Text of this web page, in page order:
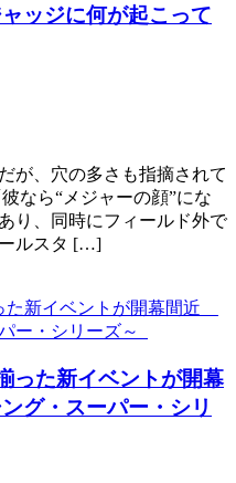
ッジに何が起こって
が、穴の多さも指摘されて
なら“メジャーの顔”にな
り、同時にフィールド外で
ルスタ […]
た新イベントが開幕
グ・スーパー・シリ